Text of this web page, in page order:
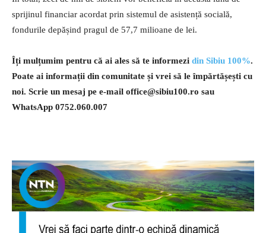
sprijinul financiar acordat prin sistemul de asistență socială,
fondurile depășind pragul de 57,7 milioane de lei.
Îți mulțumim pentru că ai ales să te informezi din Sibiu 100%.
Poate ai informații din comunitate și vrei să le împărtășești cu
noi. Scrie un mesaj pe e-mail office@sibiu100.ro sau
WhatsApp 0752.060.007